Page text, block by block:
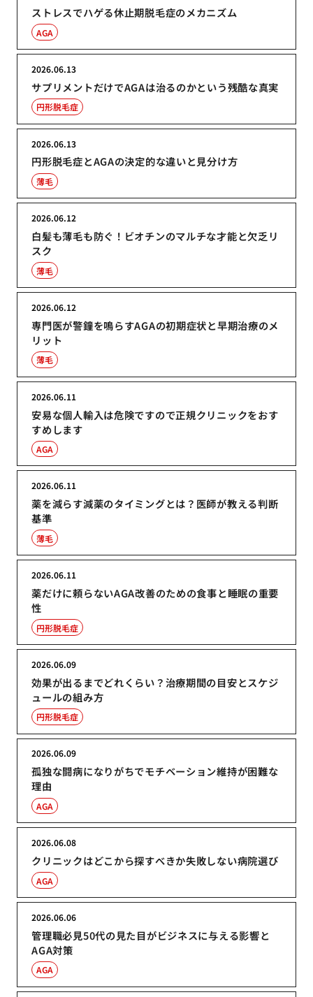
ストレスでハゲる休止期脱毛症のメカニズム
AGA
サプリメントだけでAGAは治るのかという残酷な真実
2026.06.13
円形脱毛症
円形脱毛症とAGAの決定的な違いと見分け方
2026.06.13
薄毛
白髪も薄毛も防ぐ！ビオチンのマルチな才能と欠乏リ
スク
2026.06.12
薄毛
専門医が警鐘を鳴らすAGAの初期症状と早期治療のメ
リット
2026.06.12
薄毛
安易な個人輸入は危険ですので正規クリニックをおす
すめします
2026.06.11
AGA
薬を減らす減薬のタイミングとは？医師が教える判断
基準
2026.06.11
薄毛
薬だけに頼らないAGA改善のための食事と睡眠の重要
性
2026.06.11
円形脱毛症
効果が出るまでどれくらい？治療期間の目安とスケジ
ュールの組み方
2026.06.09
円形脱毛症
孤独な闘病になりがちでモチベーション維持が困難な
理由
2026.06.09
AGA
クリニックはどこから探すべきか失敗しない病院選び
2026.06.08
AGA
管理職必見50代の見た目がビジネスに与える影響と
AGA対策
2026.06.06
AGA